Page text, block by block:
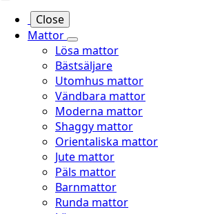
Close
Mattor
Lösa mattor
Bästsäljare
Utomhus mattor
Vändbara mattor
Moderna mattor
Shaggy mattor
Orientaliska mattor
Jute mattor
Päls mattor
Barnmattor
Runda mattor